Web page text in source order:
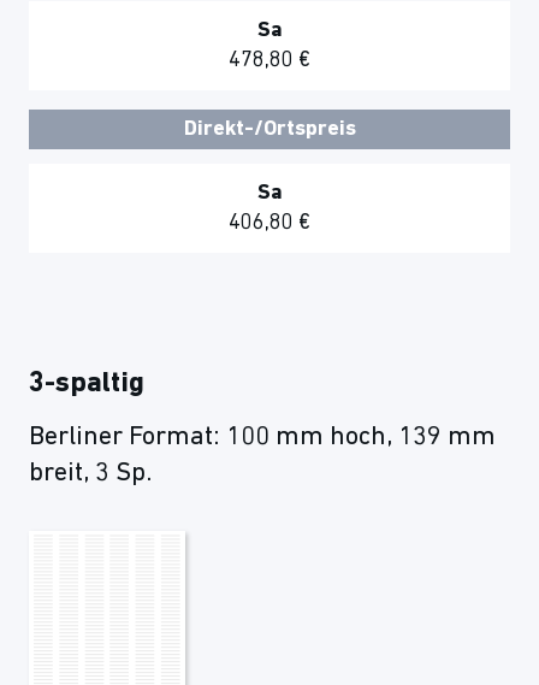
Sa
478,80 €
Direkt-/Ortspreis
Sa
406,80 €
3-spaltig
Berliner Format: 100 mm hoch, 139 mm
breit, 3 Sp.